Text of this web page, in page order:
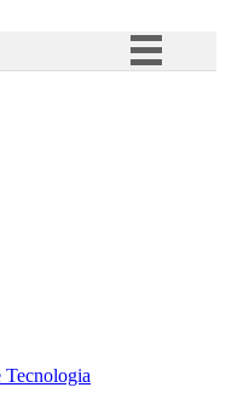
à informação
Tecnologia